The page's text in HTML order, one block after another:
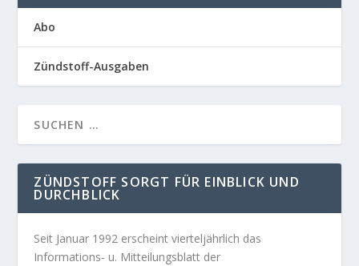
Abo
Zündstoff-Ausgaben
ZÜNDSTOFF SORGT FÜR EINBLICK UND
DURCHBLICK
Seit Januar 1992 erscheint vierteljährlich das
Informations- u. Mitteilungsblatt der